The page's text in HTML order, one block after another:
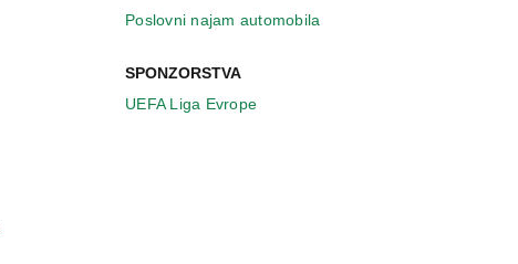
Poslovni najam automobila
SPONZORSTVA
UEFA Liga Evrope